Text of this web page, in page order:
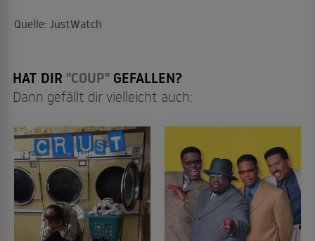
Quelle: JustWatch
HAT DIR "COUP" GEFALLEN?
Dann gefällt dir vielleicht auch: